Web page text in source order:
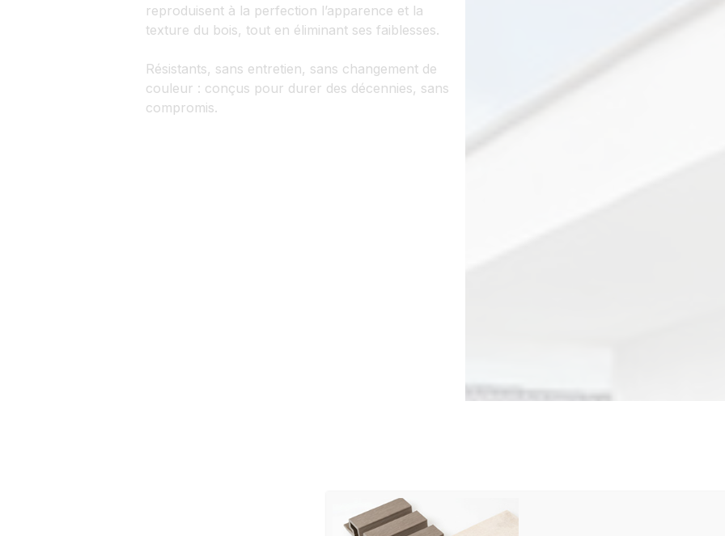
reproduisent à la perfection l’apparence et la
texture du bois, tout en éliminant ses faiblesses.
Résistants, sans entretien, sans changement de
couleur : conçus pour durer des décennies, sans
compromis.